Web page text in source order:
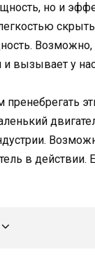
но и
Возможно,
вызывает у нас
пренебрегать
в действии.